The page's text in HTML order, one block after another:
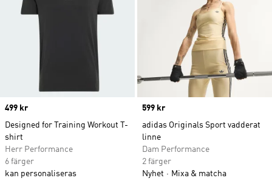
Price
499 kr
Designed for Training Workout T-
shirt
Herr Performance
6 färger
kan personaliseras
Price
599 kr
adidas Originals Sport vadderat
linne
Dam Performance
2 färger
Nyhet
Mixa & matcha